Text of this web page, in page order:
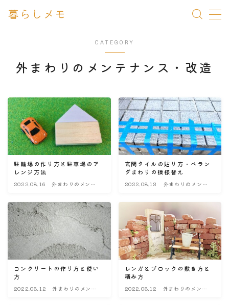
暮らしメモ
一条 家づくりメモ
メンテナンス Q&A
暮らしメモ
CATEGORY
外まわりのメンテナンス・改造
駐輪場の作り方と駐車場のア
レンジ方法
2022.08.16
外まわりのメンテ
玄関タイルの貼り方・ベラン
ダまわりの模様替え
2022.08.13
外まわりのメンテ
コンクリートの作り方と使い
方
2022.08.12
外まわりのメンテ
レンガとブロックの敷き方と
積み方
2022.08.12
外まわりのメンテ